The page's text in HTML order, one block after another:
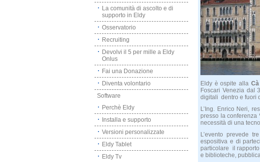
La comunità di ascolto e di
supporto in Eldy
Osservatorio
Recruiting
Devolvi il 5 per mille a Eldy
Onlus
Fai una Donazione
Diventa volontario
Software
Perchè Eldy
Installa e supporto
Versioni personalizzate
Eldy Tablet
Eldy Tv
Eldy è ospite alla
Foscari Venezia dal
digitali dentro e fuori
L’Ing. Enrico Neri,
presso la conferenza
necessità di una
L’evento prevede
espositiva e di
particolare il
e biblioteche,